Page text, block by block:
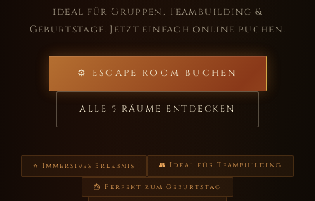
ideal für Gruppen, Teambuilding &
Geburtstage. Jetzt einfach online buchen.
⚙ ESCAPE ROOM BUCHEN
ALLE 5 RÄUME ENTDECKEN
⭐ Immersives Erlebnis 👥 Ideal für Teambuilding
🎂 Perfekt zum Geburtstag